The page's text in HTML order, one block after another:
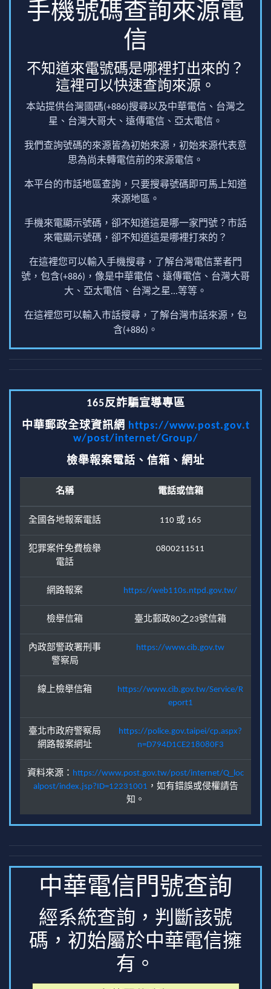
手機號碼查詢來源電
信
不知道來電號碼是哪裡打出來的？
這裡可以快速查詢來源。
本站提供台灣國碼(+886)搜尋以及中華電信、台灣之
星、台灣大哥大、遠傳電信、亞太電信。
我們查詢號碼的來源皆為初始來源，初始來源代表意
思為尚未轉電信前的來源電信。
本平台的市話地區查詢，只要搜尋號碼即可馬上知道
來源地區。
手機來電顯示號碼，卻不知道這是哪一家門號？市話
來電顯示號碼，卻不知道這是哪裡打來的？
在這裡您可以輸入手機搜尋，了解台灣電信業者門
號，包含(+886)，像是中華電信、遠傳電信、台灣大哥
大、亞太電信、台灣之星...等等。
在這裡您可以輸入市話搜尋，了解台灣市話來源，包
含(+886)。
165反詐騙宣導專區
中華郵政全球資訊網 https://www.post.gov.t
w/post/internet/Group/
檢舉報案電話、信箱、網址
名稱 電話或信箱
全國各地報案電話 110 或 165
犯罪案件免費檢舉
電話
0800211511
網路報案 https://web110s.ntpd.gov.tw/
檢舉信箱 臺北郵政80之23號信箱
內政部警政署刑事
警察局
https://www.cib.gov.tw
線上檢舉信箱
https://www.cib.gov.tw/Service/R
eport1
臺北市政府警察局
網路報案網址
https://police.gov.taipei/cp.aspx?
n=D794D1CE218080F3
資料來源： https://www.post.gov.tw/post/internet/Q_loc
alpost/index.jsp?ID=12231001 ，如有錯誤或侵權請告
知。
中華電信門號查詢
經系統查詢，判斷該號
碼，初始屬於中華電信擁
有。